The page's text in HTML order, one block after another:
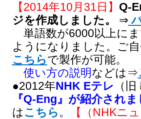
【2014年10月31日】 Q-
ジを作成しました。
⇒
単語数が6000以上に
ようになりました。ご
こちらで製作が可能。
使い方の説明などは⇒
●2012年NHK Eテレ （
『Q-Eng』が紹介されま
はこちら。 【（NHKニ